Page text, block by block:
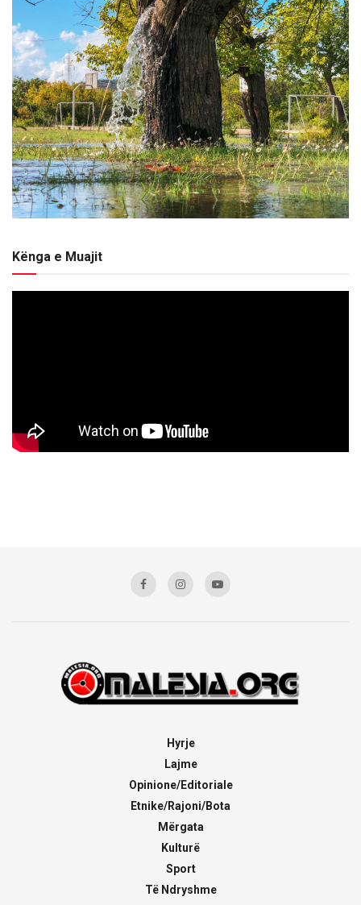
Kënga e Muajit
Hyrje
Lajme
Opinione/Editoriale
Etnike/Rajoni/Bota
Mërgata
Kulturë
Sport
Të Ndryshme